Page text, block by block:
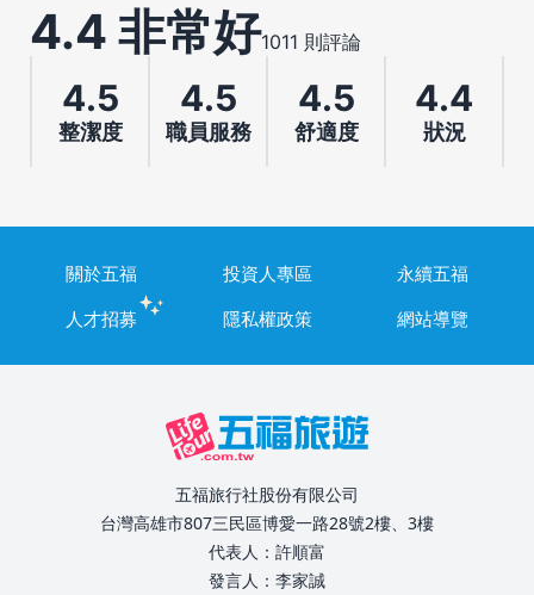
4.4 非常好1011 則評論
4.5
整潔度
4.5
職員服務
4.5
舒適度
4.4
狀況
關於五福 投資人專區
永續五福
人才招募
隱私權政策 網站導覽
五福旅行社股份有限公司
台灣高雄市807三民區博愛一路28號2樓、3樓
代表人：許順富
發言人：李家誠